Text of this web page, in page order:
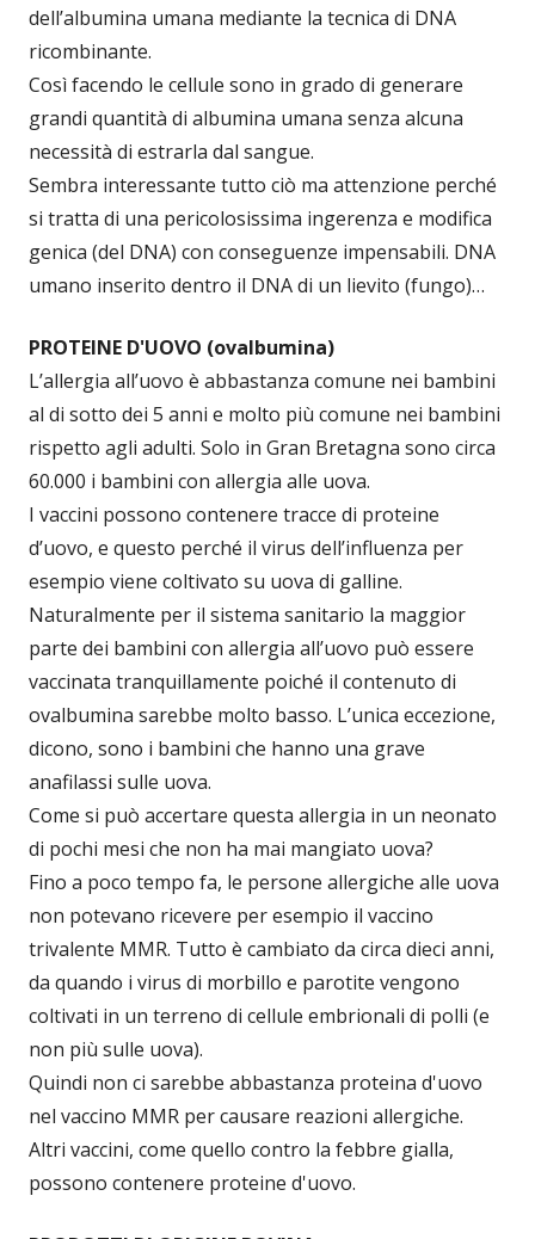
dell’albumina umana mediante la tecnica di DNA
ricombinante.
Così facendo le cellule sono in grado di generare
grandi quantità di albumina umana senza alcuna
necessità di estrarla dal sangue.
Sembra interessante tutto ciò ma attenzione perché
si tratta di una pericolosissima ingerenza e modifica
genica (del DNA) con conseguenze impensabili. DNA
umano inserito dentro il DNA di un lievito (fungo)…
PROTEINE D'UOVO (ovalbumina)
L’allergia all’uovo è abbastanza comune nei bambini
al di sotto dei 5 anni e molto più comune nei bambini
rispetto agli adulti. Solo in Gran Bretagna sono circa
60.000 i bambini con allergia alle uova.
I vaccini possono contenere tracce di proteine
d’uovo, e questo perché il virus dell’influenza per
esempio viene coltivato su uova di galline.
Naturalmente per il sistema sanitario la maggior
parte dei bambini con allergia all’uovo può essere
vaccinata tranquillamente poiché il contenuto di
ovalbumina sarebbe molto basso. L’unica eccezione,
dicono, sono i bambini che hanno una grave
anafilassi sulle uova.
Come si può accertare questa allergia in un neonato
di pochi mesi che non ha mai mangiato uova?
Fino a poco tempo fa, le persone allergiche alle uova
non potevano ricevere per esempio il vaccino
trivalente MMR. Tutto è cambiato da circa dieci anni,
da quando i virus di morbillo e parotite vengono
coltivati in un terreno di cellule embrionali di polli (e
non più sulle uova).
Quindi non ci sarebbe abbastanza proteina d'uovo
nel vaccino MMR per causare reazioni allergiche.
Altri vaccini, come quello contro la febbre gialla,
possono contenere proteine d'uovo.